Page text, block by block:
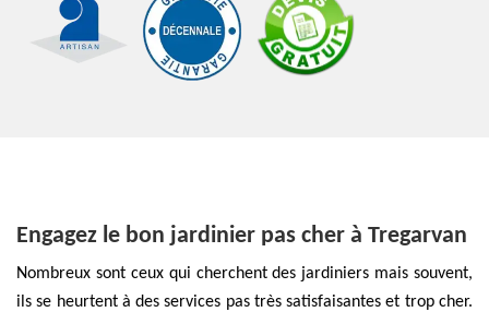
Engagez le bon jardinier pas cher à Tregarvan
Nombreux sont ceux qui cherchent des jardiniers mais souvent,
ils se heurtent à des services pas très satisfaisantes et trop cher.